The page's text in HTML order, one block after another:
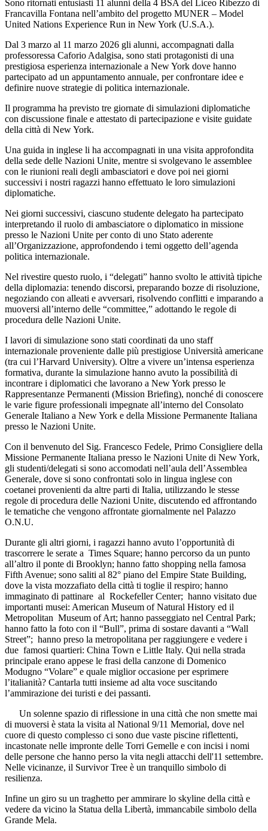
Sono ritornati entusiasti 11 alunni della 4 BSA del Liceo Ribezzo di
Francavilla Fontana nell’ambito del progetto MUNER – Model
United Nations Experience Run in New York (U.S.A.).
Dal 3 marzo al 11 marzo 2026 gli alunni, accompagnati dalla
professoressa Caforio Adalgisa, sono stati protagonisti di una
prestigiosa esperienza internazionale a New York dove hanno
partecipato ad un appuntamento annuale, per confrontare idee e
definire nuove strategie di politica internazionale.
Il programma ha previsto tre giornate di simulazioni diplomatiche
con discussione finale e attestato di partecipazione e visite guidate
della città di New York.
Una guida in inglese li ha accompagnati in una visita approfondita
della sede delle Nazioni Unite, mentre si svolgevano le assemblee
con le riunioni reali degli ambasciatori e dove poi nei giorni
successivi i nostri ragazzi hanno effettuato le loro simulazioni
diplomatiche.
Nei giorni successivi, ciascuno studente delegato ha partecipato
interpretando il ruolo di ambasciatore o diplomatico in missione
presso le Nazioni Unite per conto di uno Stato aderente
all’Organizzazione, approfondendo i temi oggetto dell’agenda
politica internazionale.
Nel rivestire questo ruolo, i “delegati” hanno svolto le attività tipiche
della diplomazia: tenendo discorsi, preparando bozze di risoluzione,
negoziando con alleati e avversari, risolvendo conflitti e imparando a
muoversi all’interno delle “committee,” adottando le regole di
procedura delle Nazioni Unite.
I lavori di simulazione sono stati coordinati da uno staff
internazionale proveniente dalle più prestigiose Università americane
(tra cui l’Harvard University). Oltre a vivere un’intensa esperienza
formativa, durante la simulazione hanno avuto la possibilità di
incontrare i diplomatici che lavorano a New York presso le
Rappresentanze Permanenti (Mission Briefing), nonché di conoscere
le varie figure professionali impegnate all’interno del Consolato
Generale Italiano a New York e della Missione Permanente Italiana
presso le Nazioni Unite.
Con il benvenuto del Sig. Francesco Fedele, Primo Consigliere della
Missione Permanente Italiana presso le Nazioni Unite di New York,
gli studenti/delegati si sono accomodati nell’aula dell’Assemblea
Generale, dove si sono confrontati solo in lingua inglese con
coetanei provenienti da altre parti di Italia, utilizzando le stesse
regole di procedura delle Nazioni Unite, discutendo ed affrontando
le tematiche che vengono affrontate giornalmente nel Palazzo
O.N.U.
Durante gli altri giorni, i ragazzi hanno avuto l’opportunità di
trascorrere le serate a Times Square; hanno percorso da un punto
all’altro il ponte di Brooklyn; hanno fatto shopping nella famosa
Fifth Avenue; sono saliti al 82° piano del Empire State Building,
dove la vista mozzafiato della città ti toglie il respiro; hanno
immaginato di pattinare al Rockefeller Center; hanno visitato due
importanti musei: American Museum of Natural History ed il
Metropolitan Museum of Art; hanno passeggiato nel Central Park;
hanno fatto la foto con il “Bull”, prima di sostare davanti a “Wall
Street”; hanno preso la metropolitana per raggiungere e vedere i
due famosi quartieri: China Town e Little Italy. Qui nella strada
principale erano appese le frasi della canzone di Domenico
Modugno “Volare” e quale miglior occasione per esprimere
l’italianità? Cantarla tutti insieme ad alta voce suscitando
l’ammirazione dei turisti e dei passanti.
Un solenne spazio di riflessione in una città che non smette mai
di muoversi è stata la visita al National 9/11 Memorial, dove nel
cuore di questo complesso ci sono due vaste piscine riflettenti,
incastonate nelle impronte delle Torri Gemelle e con incisi i nomi
delle persone che hanno perso la vita negli attacchi dell'11 settembre.
Nelle vicinanze, il Survivor Tree è un tranquillo simbolo di
resilienza.
Infine un giro su un traghetto per ammirare lo skyline della città e
vedere da vicino la Statua della Libertà, immancabile simbolo della
Grande Mela.